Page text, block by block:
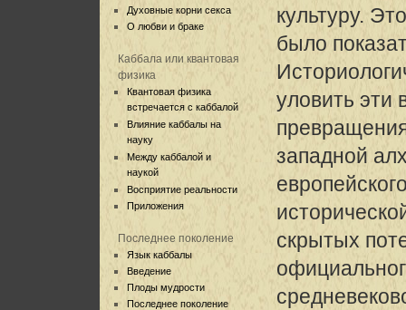
Духовные корни секса
О любви и браке
Каббала или квантовая
физика
Квантовая физика
встречается с каббалой
Влияние каббалы на
науку
Между каббалой и
наукой
Восприятие реальности
Приложения
Последнее поколение
Язык каббалы
Введение
Плоды мудрости
Последнее поколение
культуру.
было
уловить эти
западной
скрытых